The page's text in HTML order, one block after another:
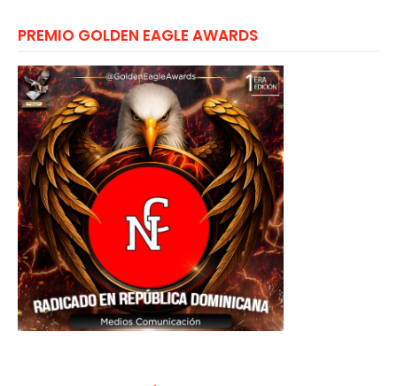
PREMIO GOLDEN EAGLE AWARDS